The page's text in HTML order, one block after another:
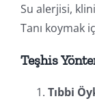
Su alerjisi,
Tanı koymak
Teşhis
Tıbbi